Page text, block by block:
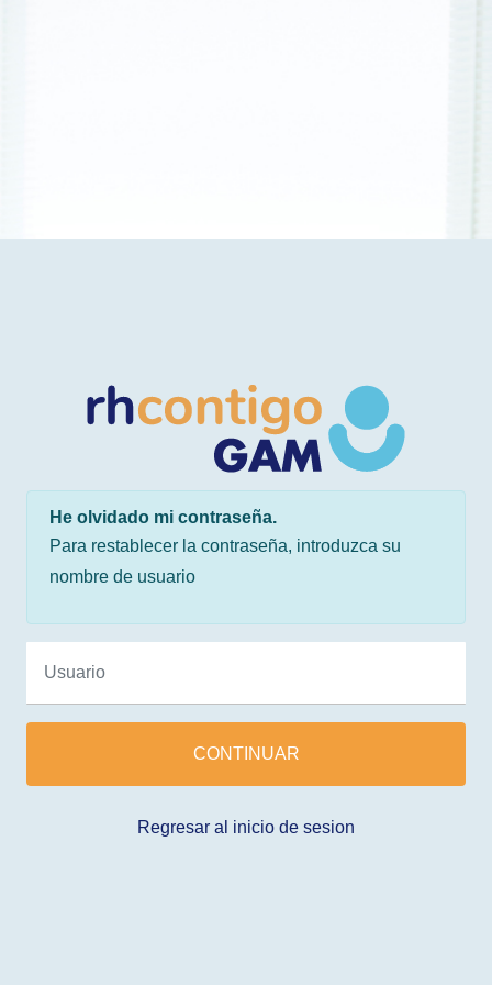
He olvidado mi contraseña.
Para restablecer la contraseña, introduzca su
nombre de usuario
CONTINUAR
Regresar al inicio de sesion